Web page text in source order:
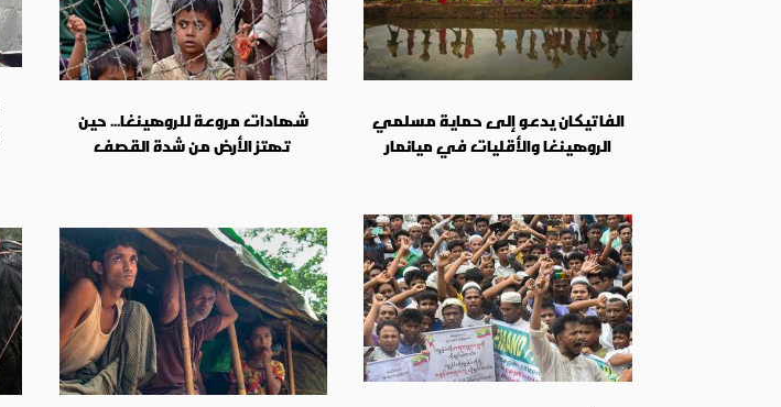
الفاتيكان يدعو إلى حماية مسلمي
الروهينغا والأقليات في ميانمار
شهادات مروعة للروهينغا... حين
تهتز الأرض من شدة القصف